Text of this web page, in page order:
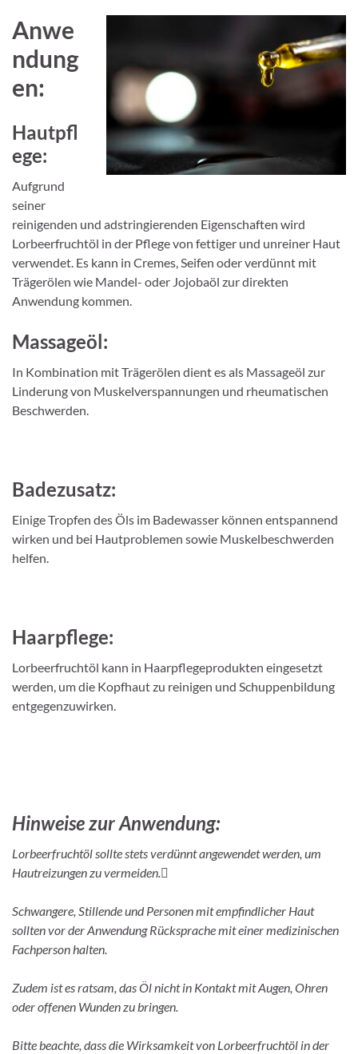
Anwe
ndung
en:
Hautpfl
ege:
Aufgrund
seiner
reinigenden und adstringierenden Eigenschaften wird
Lorbeerfruchtöl in der Pflege von fettiger und unreiner Haut
verwendet. Es kann in Cremes, Seifen oder verdünnt mit
Trägerölen wie Mandel- oder Jojobaöl zur direkten
Anwendung kommen.
Massageöl:
In Kombination mit Trägerölen dient es als Massageöl zur
Linderung von Muskelverspannungen und rheumatischen
Beschwerden.
Badezusatz:
Einige Tropfen des Öls im Badewasser können entspannend
wirken und bei Hautproblemen sowie Muskelbeschwerden
helfen.
Haarpflege:
Lorbeerfruchtöl kann in Haarpflegeprodukten eingesetzt
werden, um die Kopfhaut zu reinigen und Schuppenbildung
entgegenzuwirken.
Hinweise zur Anwendung:
Lorbeerfruchtöl sollte stets verdünnt angewendet werden, um
Hautreizungen zu vermeiden.
Schwangere, Stillende und Personen mit empfindlicher Haut
sollten vor der Anwendung Rücksprache mit einer medizinischen
Fachperson halten.
Zudem ist es ratsam, das Öl nicht in Kontakt mit Augen, Ohren
oder offenen Wunden zu bringen.
Bitte beachte, dass die Wirksamkeit von Lorbeerfruchtöl in der